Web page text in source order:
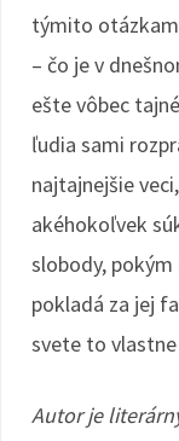
týmito
– čo je v
ešte vôbec
ľudia sami
najtajnejšie
akéhokoľvek
slobody, pokým
pokladá za jej
svete to
Autor je